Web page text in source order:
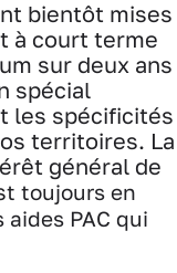
bientôt mises
à court terme
sur deux ans
spécial
les spécificités
territoires. La
général de
t toujours en
PAC qui